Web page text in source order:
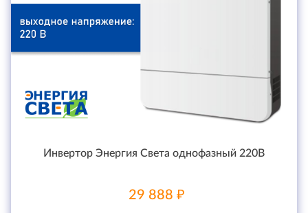
Инвертор Энергия Света однофазный 220В
29 888 ₽